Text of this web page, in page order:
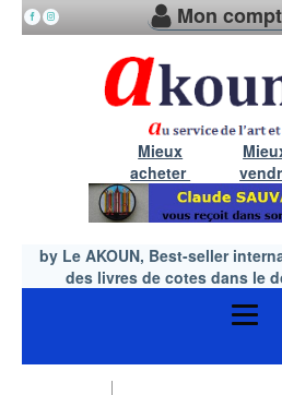
Mon
Mieux
acheter
by Le AKOUN, Best-seller
des livres de cotes dans le